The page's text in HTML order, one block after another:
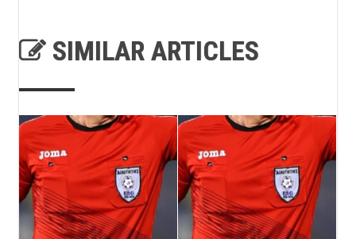
SIMILAR ARTICLES